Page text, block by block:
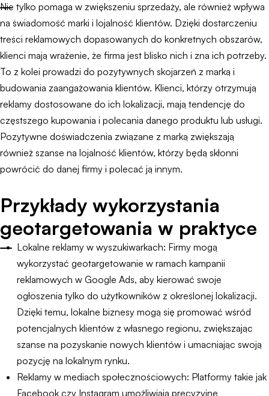
Nie tylko pomaga w zwiększeniu sprzedaży, ale również wpływa
na świadomość marki i lojalność klientów. Dzięki dostarczeniu
treści reklamowych dopasowanych do konkretnych obszarów,
klienci mają wrażenie, że firma jest blisko nich i zna ich potrzeby.
To z kolei prowadzi do pozytywnych skojarzeń z marką i
budowania zaangażowania klientów. Klienci, którzy otrzymują
reklamy dostosowane do ich lokalizacji, mają tendencję do
częstszego kupowania i polecania danego produktu lub usługi.
Pozytywne doświadczenia związane z marką zwiększają
również szanse na lojalność klientów, którzy będą skłonni
powrócić do danej firmy i polecać ją innym.
Przykłady wykorzystania
geotargetowania w praktyce
Lokalne reklamy w wyszukiwarkach: Firmy mogą
wykorzystać geotargetowanie w ramach kampanii
reklamowych w Google Ads, aby kierować swoje
ogłoszenia tylko do użytkowników z określonej lokalizacji.
Dzięki temu, lokalne biznesy mogą się promować wśród
potencjalnych klientów z własnego regionu, zwiększając
szanse na pozyskanie nowych klientów i umacniając swoją
pozycję na lokalnym rynku.
Reklamy w mediach społecznościowych: Platformy takie jak
Facebook czy Instagram umożliwiają precyzyjne